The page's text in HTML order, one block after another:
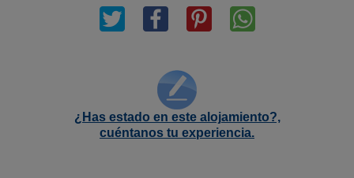
¿Has estado en este alojamiento?,
cuéntanos tu experiencia.